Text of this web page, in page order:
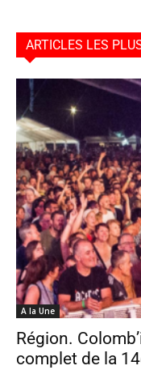
ARTICLES LES
A la Une
Région.
complet de la